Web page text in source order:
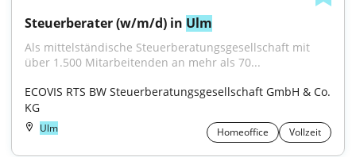
Steuerberater (w/m/d) in Ulm
Als mittelständische Steuerberatungsgesellschaft mit
über 1.500 Mitarbeitenden an mehr als 70...
ECOVIS RTS BW Steuerberatungsgesellschaft GmbH & Co.
KG
Ulm Homeoffice Vollzeit